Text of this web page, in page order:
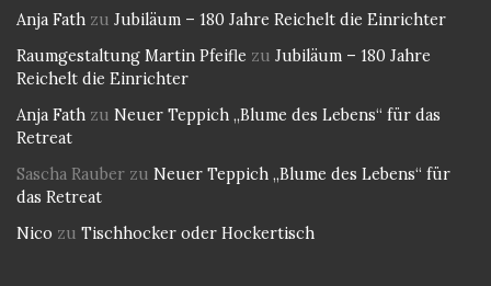
Anja Fath zu Jubiläum – 180 Jahre Reichelt die Einrichter
Raumgestaltung Martin Pfeifle zu Jubiläum – 180 Jahre
Reichelt die Einrichter
Anja Fath zu Neuer Teppich „Blume des Lebens“ für das
Retreat
Sascha Rauber zu Neuer Teppich „Blume des Lebens“ für
das Retreat
Nico zu Tischhocker oder Hockertisch